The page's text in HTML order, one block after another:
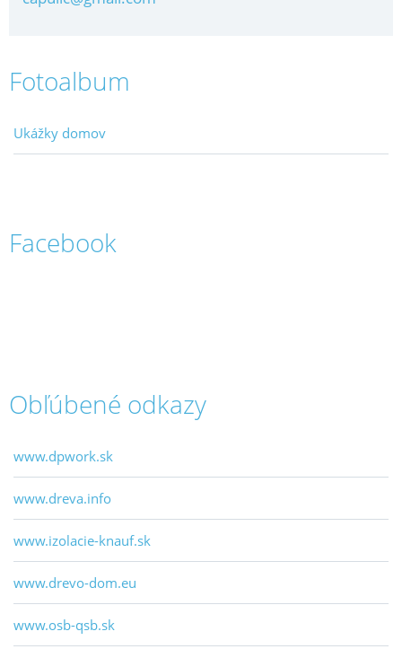
Fotoalbum
Ukážky domov
Facebook
Obľúbené odkazy
www.dpwork.sk
www.dreva.info
www.izolacie-knauf.sk
www.drevo-dom.eu
www.osb-qsb.sk